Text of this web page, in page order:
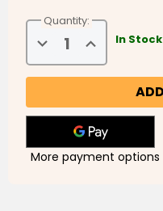
Quantity:
Decrease
Quantity
of
Baher:
Buildings
(باهر:
والمنشآت
Increase
Quantity
of
Baher:
Buildings
(باهر:
والمنشآت
In Stock
More payment options